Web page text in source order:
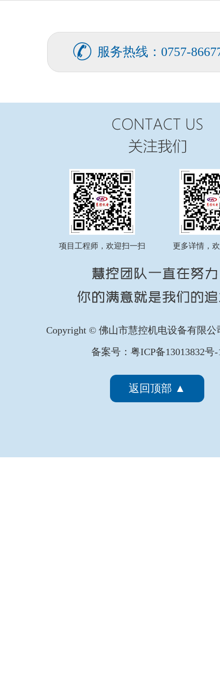
FATEK永宏PLC纺织印染行业全
...
FATEK永宏PLC纺织印染行业剑
FATEK永宏PLC纺织印染行业椭
...
服务热线：0757-
项目工程师，欢迎扫一扫 更多详情，
Copyright © 佛山市慧控机电设备有限公
备案号：粤ICP备13013832号-
返回顶部 ▲